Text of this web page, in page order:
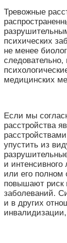
Тревожные
психических
не менее
следовательно,
медицинских
Если мы
расстройства
упустить из
и
или его полном
повышают риск
заболеваний.
и в других